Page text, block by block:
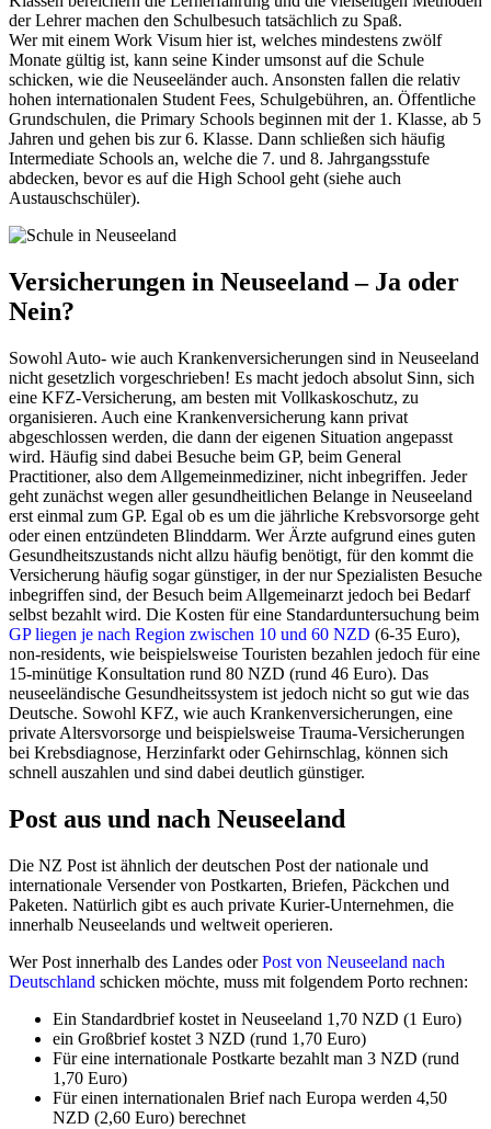
der Lehrer machen den Schulbesuch tatsächlich zu Spaß.
Wer mit einem Work Visum hier ist, welches mindestens zwölf
Monate gültig ist, kann seine Kinder umsonst auf die Schule
schicken, wie die Neuseeländer auch. Ansonsten fallen die relativ
hohen internationalen Student Fees, Schulgebühren, an. Öffentliche
Grundschulen, die Primary Schools beginnen mit der 1. Klasse, ab 5
Jahren und gehen bis zur 6. Klasse. Dann schließen sich häufig
Intermediate Schools an, welche die 7. und 8. Jahrgangsstufe
abdecken, bevor es auf die High School geht (siehe auch
Austauschschüler).
Versicherungen in Neuseeland – Ja oder
Nein?
Sowohl Auto- wie auch Krankenversicherungen sind in Neuseeland
nicht gesetzlich vorgeschrieben! Es macht jedoch absolut Sinn, sich
eine KFZ-Versicherung, am besten mit Vollkaskoschutz, zu
organisieren. Auch eine Krankenversicherung kann privat
abgeschlossen werden, die dann der eigenen Situation angepasst
wird. Häufig sind dabei Besuche beim GP, beim General
Practitioner, also dem Allgemeinmediziner, nicht inbegriffen. Jeder
geht zunächst wegen aller gesundheitlichen Belange in Neuseeland
erst einmal zum GP. Egal ob es um die jährliche Krebsvorsorge geht
oder einen entzündeten Blinddarm. Wer Ärzte aufgrund eines guten
Gesundheitszustands nicht allzu häufig benötigt, für den kommt die
Versicherung häufig sogar günstiger, in der nur Spezialisten Besuche
inbegriffen sind, der Besuch beim Allgemeinarzt jedoch bei Bedarf
selbst bezahlt wird. Die Kosten für eine Standarduntersuchung beim
GP liegen je nach Region zwischen 10 und 60 NZD (6-35 Euro),
non-residents, wie beispielsweise Touristen bezahlen jedoch für eine
15-minütige Konsultation rund 80 NZD (rund 46 Euro). Das
neuseeländische Gesundheitssystem ist jedoch nicht so gut wie das
Deutsche. Sowohl KFZ, wie auch Krankenversicherungen, eine
private Altersvorsorge und beispielsweise Trauma-Versicherungen
bei Krebsdiagnose, Herzinfarkt oder Gehirnschlag, können sich
schnell auszahlen und sind dabei deutlich günstiger.
Post aus und nach Neuseeland
Die NZ Post ist ähnlich der deutschen Post der nationale und
internationale Versender von Postkarten, Briefen, Päckchen und
Paketen. Natürlich gibt es auch private Kurier-Unternehmen, die
innerhalb Neuseelands und weltweit operieren.
Wer Post innerhalb des Landes oderPost von Neuseeland nach
Deutschland schicken möchte, muss mit folgendem Porto rechnen:
Ein Standardbrief kostet in Neuseeland 1,70 NZD (1 Euro)
ein Großbrief kostet 3 NZD (rund 1,70 Euro)
Für eine internationale Postkarte bezahlt man 3 NZD (rund
1,70 Euro)
Für einen internationalen Brief nach Europa werden 4,50
NZD (2,60 Euro) berechnet